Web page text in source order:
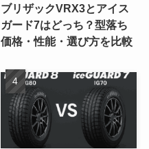
ブリザックVRX3とアイス
ガード7はどっち？型落ち
価格・性能・選び方を比較